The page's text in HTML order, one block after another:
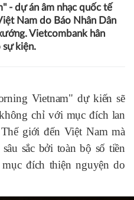
- dự án âm nhạc quốc tế
Nam do Báo Nhân Dân
Vietcombank hân
sự kiện.
Vietnam" dự kiến sẽ
chỉ với mục đích lan
giới đến Việt Nam mà
sắc bởi toàn bộ số tiền
đích thiện nguyện do